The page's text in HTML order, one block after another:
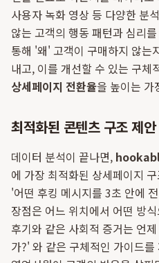
사용자 녹화 영상 등 다양한 분
않는 고객의 행동 패턴과 심리
통해 '왜' 고객이 구매하지 않는
내고, 이를 개선할 수 있는 구체
상세페이지 전환율을 높이는 가
최적화된 콘텐츠 구조 제안
데이터 분석이 끝나면,
에 가장 최적화된 상세페이지
'어떤 후킹 메시지를 3초 안에
장점은 어느 위치에서 어떤 방
후기와 같은 사회적 증거는 언
가?' 와 같은 구체적인 가이드